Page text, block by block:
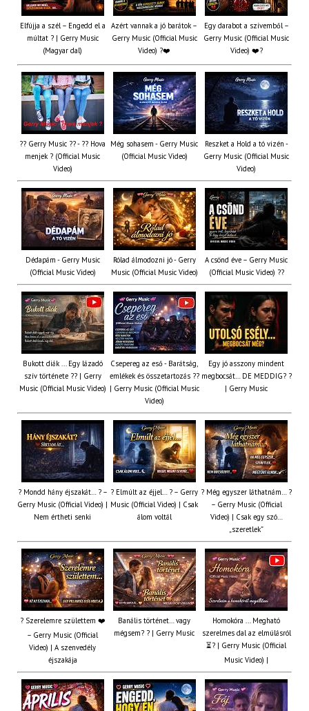
Elfújja a szél – Engedd el a
múltat ? | Gerry Music
(Magyar dal)
Azért vannak a jó barátok –
Gerry Music (Official Music
Video) ?❤️
Egy darabot a szívemből –
Gerry Music (Official Music
Video) ❤️?
?? Gerry Music ?? - ?? Hova
menjek ? (Official Music
Video)
Még sohasem - Gerry Music
(Official Music Video)
Reszket a Hold a tó vizén -
Gerry Music (Official Music
Video)
Dédapám - Gerry Music
(Official Music Video)
Rólad álmodozni jó - Gerry
Music (Official Music Video)
A csönd éve – Gerry Music
(Official Music Video) ??
Bukott diák ... Egy lázadó
szív története ?? | Gerry
Music (Official Music Video)
Csepereg az eső - Barátság,
emlékek és összetartozás ?️?
| Gerry Music (Official Music
Video)
Egy jó asszony mindent
megbocsát… DE MEDDIG? ?
| Gerry Music
? Mondd hány éjszakát… ? –
Gerry Music (Official Video) |
Nem értheti senki
? Elmúlt az éjjel… ? – Gerry
Music (Official Video) | Csak
álom voltál
? Még egyszer láthatnám… ?
– Gerry Music (Official
Video) | Csak egy szó…
„szeretlek”
? Szerelemre születtem ❤️
– Gerry Music (Official
Video) | A szenvedély
éjszakája
Banális történet… vagy
mégsem? ? | Gerry Music
Homokóra ... Megható
szerelmes dal az elmúlásról
⏳? | Gerry Music (Official
Music Video) |